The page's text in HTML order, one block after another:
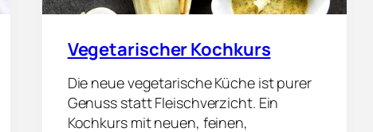
Vegetarischer Kochkurs
Die neue vegetarische Küche ist purer
Genuss statt Fleischverzicht. Ein
Kochkurs mit neuen, feinen,